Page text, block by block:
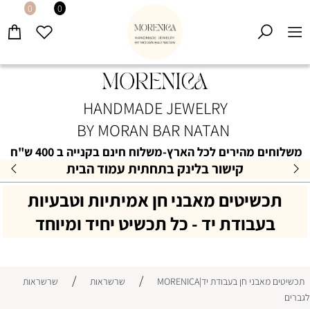
HANDMADE JEWELRY
משלוחים מהירים לכל הארץ-משלוח חינם בקנייה ב 400 ש"ח
קישור בלינק בתחתית עמוד הבית
תכשיטים מאבני חן אמיתיות וטבעיות
בעבודת יד - כל תכשיט יחיד ומיוחד
0 0
תכשיטים מאבני חן בעבודת יד|MORENICA / שרשראות /
שרשראות
לגברים